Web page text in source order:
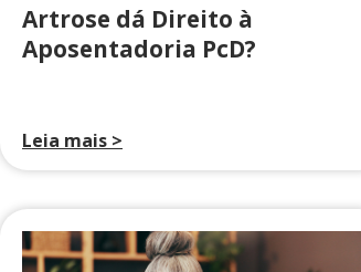
Artrose dá Direito à
Aposentadoria PcD?
Leia mais >